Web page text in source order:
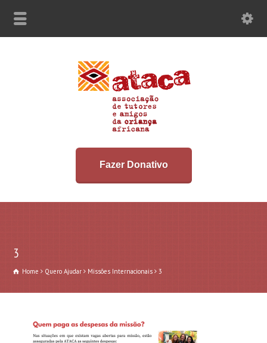
Fazer Donativo
3
Home Quero Ajudar Missões Internacionais 3